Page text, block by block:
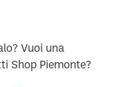
Vuoi una
Shop Piemonte?